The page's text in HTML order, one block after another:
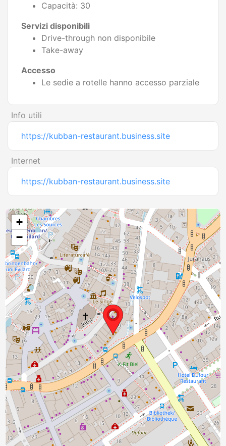
Capacità: 30
Servizi disponibili
Drive-through non disponibile
Take-away
Accesso
Le sedie a rotelle hanno accesso parziale
Info utili
https://kubban-restaurant.business.site
Internet
https://kubban-restaurant.business.site
+
−